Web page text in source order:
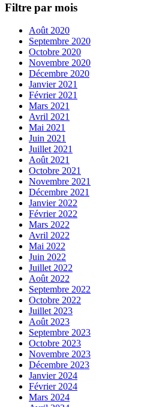
Filtre par mois
Août 2020
Septembre 2020
Octobre 2020
Novembre 2020
Décembre 2020
Janvier 2021
Février 2021
Mars 2021
Avril 2021
Mai 2021
Juin 2021
Juillet 2021
Août 2021
Octobre 2021
Novembre 2021
Décembre 2021
Janvier 2022
Février 2022
Mars 2022
Avril 2022
Mai 2022
Juin 2022
Juillet 2022
Août 2022
Septembre 2022
Octobre 2022
Juillet 2023
Août 2023
Septembre 2023
Octobre 2023
Novembre 2023
Décembre 2023
Janvier 2024
Février 2024
Mars 2024